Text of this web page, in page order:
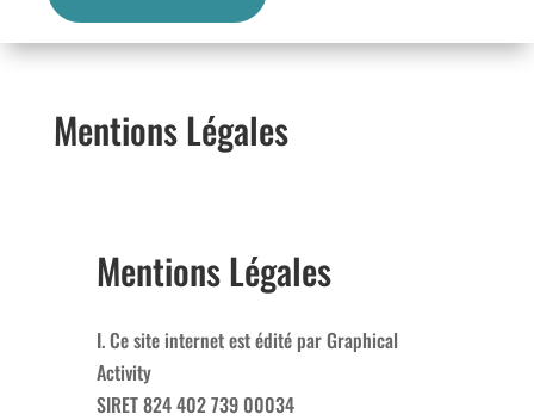
Mentions Légales
Mentions Légales
I. Ce site internet est édité par Graphical
Activity
SIRET 824 402 739 00034